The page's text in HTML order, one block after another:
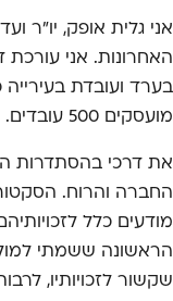
אני גלית אופק, יו"ר
בערד ועובדת בעירייה
מועסקים 500 עובדים.
את דרכי בהסתדרות
מודעים כלל
הראשונה ששמתי
שקשור לזכויותיו,